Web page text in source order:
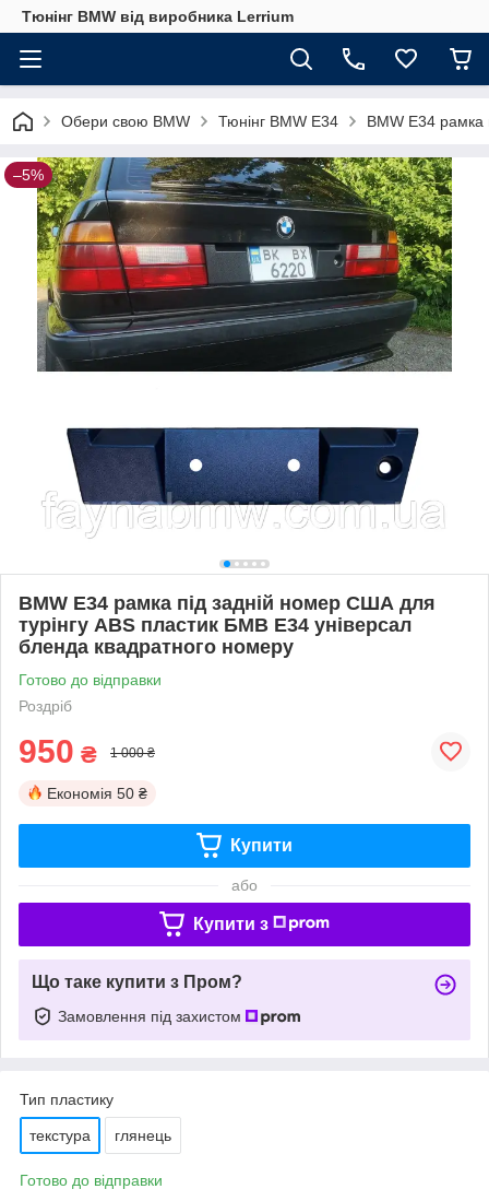
Тюнінг BMW від виробника Lerrium
Обери свою BMW Тюнінг BMW E34 BMW E34 рамка
–5%
BMW E34 рамка під задній номер США для
турінгу ABS пластик БМВ Е34 універсал
бленда квадратного номеру
Готово до відправки
Роздріб
950 ₴ 1 000 ₴
Економія 50 ₴
Купити
або
Купити з
Що таке купити з Пром?
Замовлення під захистом
Тип пластику
текстура глянець
Готово до відправки